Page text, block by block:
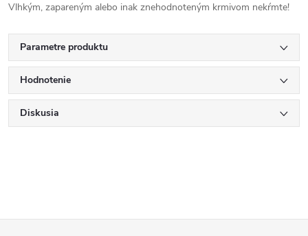
Vlhkým, zapareným alebo inak znehodnoteným krmivom nekŕmte!
Parametre produktu
Hodnotenie
Diskusia